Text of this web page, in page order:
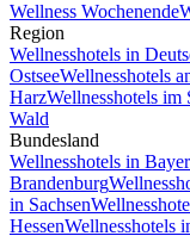
Wellness Wochenende
Region
Wellnesshotels in
OstseeWellnesshotels
HarzWellnesshotels im
Wald
Bundesland
Wellnesshotels in
Brandenburg
in Sachsen
HessenWellnesshotels